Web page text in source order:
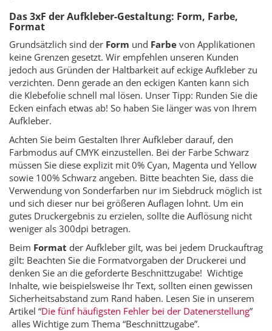
Das 3xF der Aufkleber-Gestaltung: Form, Farbe,
Format
Grundsätzlich sind der Form und Farbe von Applikationen
keine Grenzen gesetzt. Wir empfehlen unseren Kunden
jedoch aus Gründen der Haltbarkeit auf eckige Aufkleber zu
verzichten. Denn gerade an den eckigen Kanten kann sich
die Klebefolie schnell mal lösen. Unser Tipp: Runden Sie die
Ecken einfach etwas ab! So haben Sie länger was von Ihrem
Aufkleber.
Achten Sie beim Gestalten Ihrer Aufkleber darauf, den
Farbmodus auf CMYK einzustellen. Bei der Farbe Schwarz
müssen Sie diese explizit mit 0% Cyan, Magenta und Yellow
sowie 100% Schwarz angeben. Bitte beachten Sie, dass die
Verwendung von Sonderfarben nur im Siebdruck möglich ist
und sich dieser nur bei größeren Auflagen lohnt. Um ein
gutes Druckergebnis zu erzielen, sollte die Auflösung nicht
weniger als 300dpi betragen.
Beim Format der Aufkleber gilt, was bei jedem Druckauftrag
gilt: Beachten Sie die Formatvorgaben der Druckerei und
denken Sie an die geforderte Beschnittzugabe! Wichtige
Inhalte, wie beispielsweise Ihr Text, sollten einen gewissen
Sicherheitsabstand zum Rand haben. Lesen Sie in unserem
Artikel “Die fünf häufigsten Fehler bei der Datenerstellung”
alles Wichtige zum Thema “Beschnittzugabe”.